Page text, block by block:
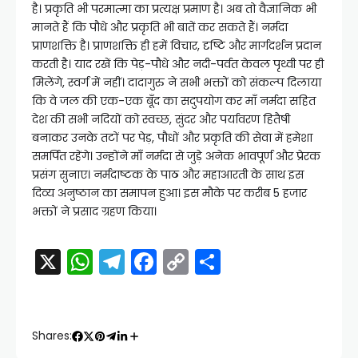
है। प्रकृति भी परमात्मा का प्रत्यक्ष प्रमाण है। अब तो वैज्ञानिक भी
मानते हैं कि पौधे और प्रकृति भी बातें कर सकते हैं। नर्मदा
प्राणशक्ति है। प्राणशक्ति ही हमें विचार, दृष्टि और मार्गदर्शन प्रदान
करती है। याद रखें कि पेड़-पौधे और नदी-पर्वत केवल पृथ्वी पर ही
मिलेंगे, स्वर्ग में नहीं। दादागुरु ने सभी भक्तों को संकल्प दिलाया
कि वे जल की एक-एक बूँद का सदुपयोग कर माँ नर्मदा सहित
देश की सभी नदियों को स्वच्छ, सुंदर और पर्यावरण हितैषी
बनाकर उनके तटों पर पेड़, पौधों और प्रकृति की सेवा में हमेशा
समर्पित रहेंगे। उन्होंने माँ नर्मदा से जुड़े अनेक भावपूर्ण और प्रेरक
प्रसंग सुनाए। नर्मदाष्टक के पाठ और महाआरती के साथ इस
दिव्य अनुष्ठान का समापन हुआ। इस मौके पर करीब 5 हजार
भक्तों ने प्रसाद ग्रहण किया।
X W
h
ts
T
el
gr
F
a
C
o
Shares: